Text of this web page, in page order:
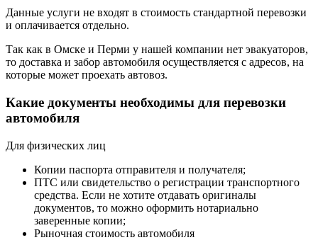
Данные услуги не входят в стоимость стандартной перевозки
и оплачивается отдельно.
Так как в Омске и Перми у нашей компании нет эвакуаторов,
то доставка и забор автомобиля осуществляется с адресов, на
которые может проехать автовоз.
Какие документы необходимы для перевозки
автомобиля
Для физических лиц
Копии паспорта отправителя и получателя;
ПТС или свидетельство о регистрации транспортного
средства. Если не хотите отдавать оригиналы
документов, то можно оформить нотариально
заверенные копии;
Рыночная стоимость автомобиля